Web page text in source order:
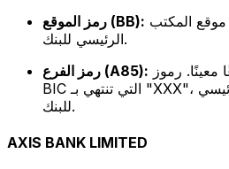
رمز الموقع (BB):
الرئيسي للبنك.
رمز الفرع (A85):
BIC التي تنتهي بـ "XXX"، فهي تشير إلى المكتب الرئيسي
للبنك.
AXIS BANK LIMITED